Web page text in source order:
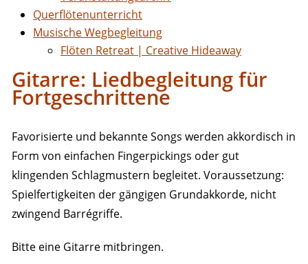
Querflötenunterricht
Musische Wegbegleitung
Flöten Retreat | Creative Hideaway
Gitarre: Liedbegleitung für
Fortgeschrittene
Favorisierte und bekannte Songs werden akkordisch in
Form von einfachen Fingerpickings oder gut
klingenden Schlagmustern begleitet. Voraussetzung:
Spielfertigkeiten der gängigen Grundakkorde, nicht
zwingend Barrégriffe.
Bitte eine Gitarre mitbringen.